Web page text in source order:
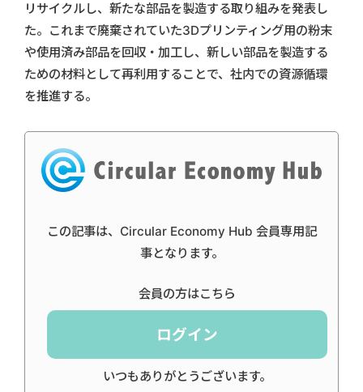
リサイクルし、新たな部品を製造する取り組みを発表し
た。これまで廃棄されていた3Dプリンティング用の粉末
や使用済み部品を回収・加工し、新しい部品を製造する
ための材料として再利用することで、社内での資源循環
を推進する。
この記事は、Circular Economy Hub 会員専用記
事となります。
会員の方はこちら
ログイン
いつもありがとうございます。